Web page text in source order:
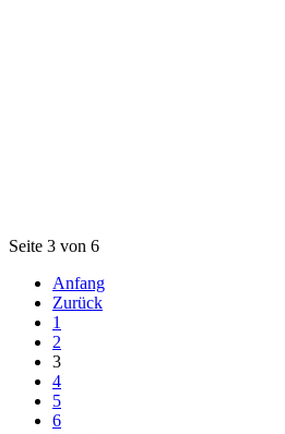
Seite 3 von 6
Anfang
Zurück
1
2
3
4
5
6